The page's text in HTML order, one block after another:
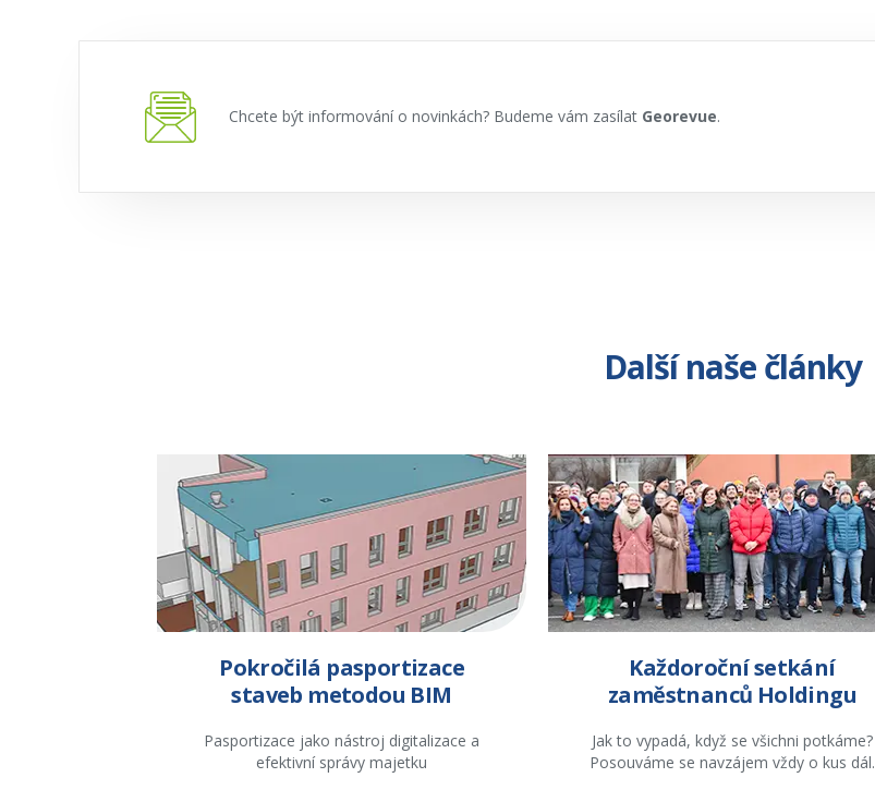
Chcete být informování o novinkách? Budeme vám zasílat Georevue.
Další naše články
Pokročilá pasportizace
staveb metodou BIM
Pasportizace jako nástroj digitalizace a
efektivní správy majetku
Každoroční setkání
zaměstnanců Holdingu
Jak to vypadá, když se všichni potkáme?
Posouváme se navzájem vždy o kus dál.